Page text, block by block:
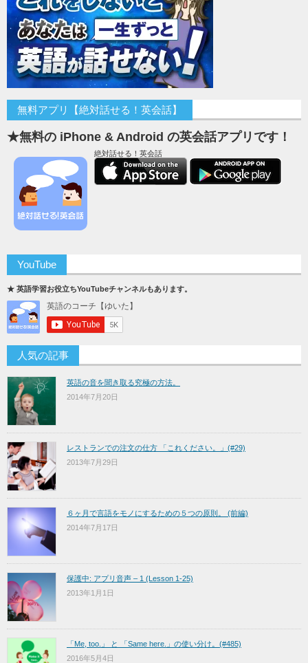
無料アプリ【絶対話せる！英会話】
★無料の iPhone & Android の英会話アプリです！
絶対話せる！英会話
YouTube
★ 英語学習お役立ちYouTubeチャンネルもあります。
人気の記事
英語の音を聞き取る究極の方法。
2014年7月20日
レストランでの注文の仕方 「これください。」(#29)
2013年7月29日
６ヶ月で言語をモノにするための５つの原則。 (前編)
2014年7月17日
保護中: アプリ音声 – 1 (Lesson 1-25)
2013年1月1日
「Me, too.」 と 「Same here.」の使い分け。(#485)
2016年5月4日